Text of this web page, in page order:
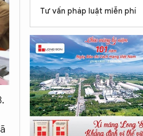
Tư vấn pháp luật miễn phí